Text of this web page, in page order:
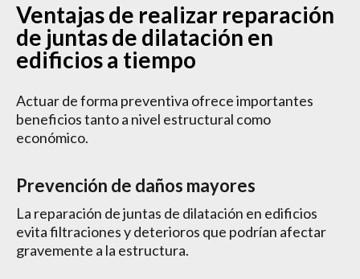
Ventajas de realizar reparación
de juntas de dilatación en
edificios a tiempo
Actuar de forma preventiva ofrece importantes
beneficios tanto a nivel estructural como
económico.
Prevención de daños mayores
La reparación de juntas de dilatación en edificios
evita filtraciones y deterioros que podrían afectar
gravemente a la estructura.